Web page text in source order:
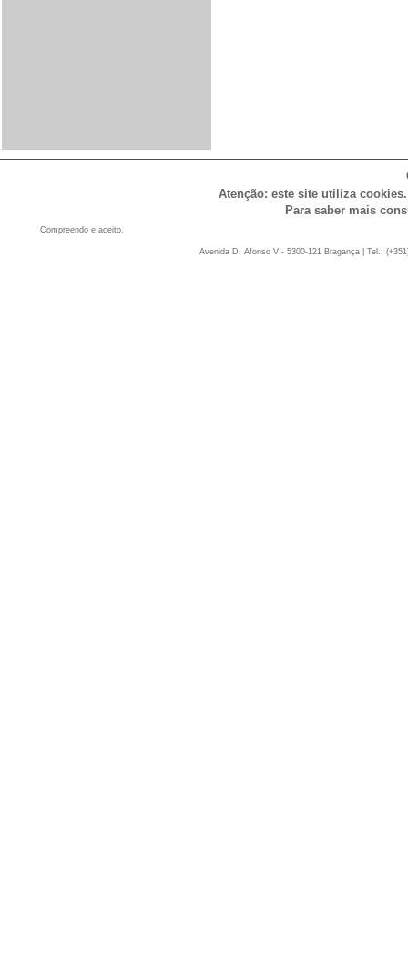
Atenção: este site utiliza
Para saber mais
Compreendo e aceito.
Avenida D. Afonso V - 5300-121 Bragança | Tel.: